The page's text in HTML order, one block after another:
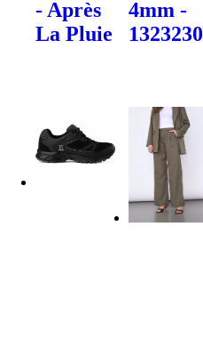
- Après
La Pluie
4mm -
1323230